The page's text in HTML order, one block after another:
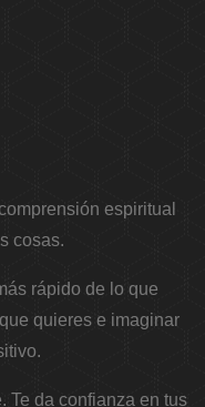
espiritual
cosas.
rápido de lo que
quieres e imaginar
Te da confianza en tus